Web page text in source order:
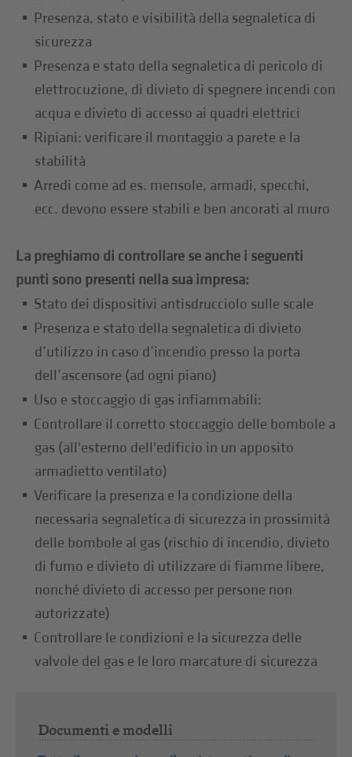
Presenza, stato e visibilità della segnaletica di
sicurezza
Presenza e stato della segnaletica di pericolo di
elettrocuzione, di divieto di spegnere incendi con
acqua e divieto di accesso ai quadri elettrici
Ripiani: verificare il montaggio a parete e la
stabilità
Arredi come ad es. mensole, armadi, specchi,
ecc. devono essere stabili e ben ancorati al muro
La preghiamo di controllare se anche i seguenti
punti sono presenti nella sua impresa:
Stato dei dispositivi antisdrucciolo sulle scale
Presenza e stato della segnaletica di divieto
d’utilizzo in caso d’incendio presso la porta
dell’ascensore (ad ogni piano)
Uso e stoccaggio di gas infiammabili:
Controllare il corretto stoccaggio delle bombole a
gas (all'esterno dell'edificio in un apposito
armadietto ventilato)
Verificare la presenza e la condizione della
necessaria segnaletica di sicurezza in prossimità
delle bombole al gas (rischio di incendio, divieto
di fumo e divieto di utilizzare di fiamme libere,
nonché divieto di accesso per persone non
autorizzate)
Controllare le condizioni e la sicurezza delle
valvole del gas e le loro marcature di sicurezza
Documenti e modelli